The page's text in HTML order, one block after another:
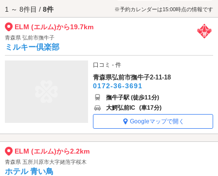
1 ～ 8件目 / 8件 ※予約カレンダーは15:00時点の情報です
ELM (エルム)から19.7km
青森県 弘前市撫牛子
ミルキー倶楽部
口コミ - 件
青森県弘前市撫牛子2-11-18
0172-36-3691
撫牛子駅 (徒歩11分)
大鰐弘前IC (車17分)
Googleマップで開く
ELM (エルム)から2.2km
青森県 五所川原市大字姥萢字桜木
ホテル 青い鳥